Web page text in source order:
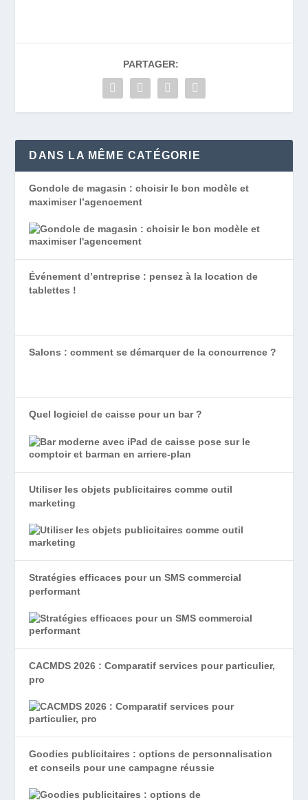
PARTAGER:
DANS LA MÊME CATÉGORIE
Gondole de magasin : choisir le bon modèle et
maximiser l’agencement
Événement d’entreprise : pensez à la location de
tablettes !
Salons : comment se démarquer de la concurrence ?
Quel logiciel de caisse pour un bar ?
Utiliser les objets publicitaires comme outil
marketing
Stratégies efficaces pour un SMS commercial
performant
CACMDS 2026 : Comparatif services pour particulier,
pro
Goodies publicitaires : options de personnalisation
et conseils pour une campagne réussie